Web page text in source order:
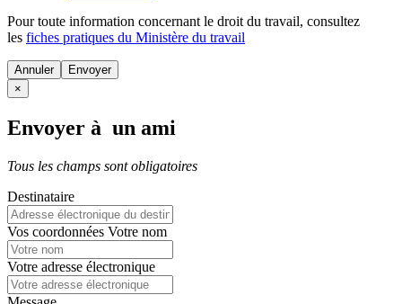
Pour toute information concernant le droit du travail, consultez
les fiches pratiques du Ministère du travail
Annuler
×
Envoyer à un ami
Tous les champs sont obligatoires
Destinataire
Vos coordonnées Votre nom
Votre adresse électronique